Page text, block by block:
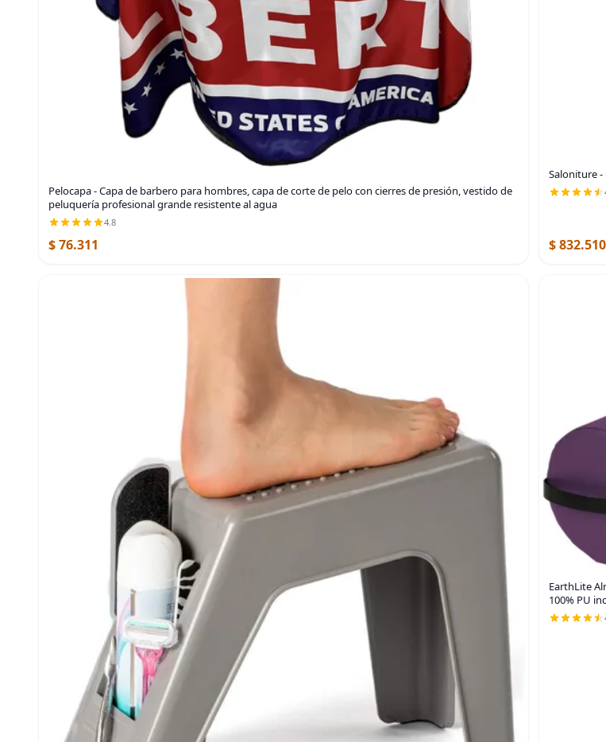
Pelocapa - Capa de barbero para hombres, capa de corte de pelo con cierres de presión, vestido de
peluquería profesional grande resistente al agua
4.8
$ 76.311
Saloniture
$ 832.510
EarthLite
100% PU